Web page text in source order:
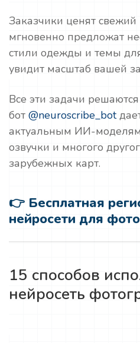
Заказчики ценят
мгновенно предложат
стили одежды и темы
увидит масштаб вашей
Все эти задачи
бот @neuroscribe_bot
актуальным ИИ-моделям
озвучки и многого
зарубежных карт.
👉 Бесплатная
нейросети для
15 способов
нейросеть